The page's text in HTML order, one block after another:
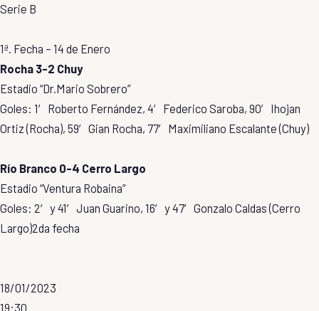
Serie B
1ª. Fecha – 14 de Enero
Rocha 3-2 Chuy
Estadio “Dr.Mario Sobrero”
Goles: 1′ Roberto Fernández, 4′ Federico Saroba, 90′ Ihojan
Ortiz (Rocha), 59′ Gian Rocha, 77′ Maximiliano Escalante (Chuy)
Río Branco 0-4 Cerro Largo
Estadio “Ventura Robaina”
Goles: 2′ y 41′ Juan Guarino, 16′ y 47′ Gonzalo Caldas (Cerro
Largo)2da fecha
18/01/2023
19:30